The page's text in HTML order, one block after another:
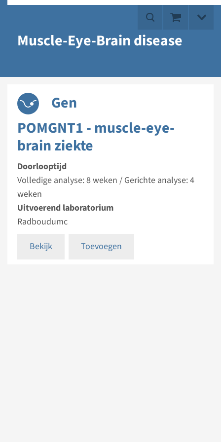
Muscle-Eye-Brain disease
Gen
POMGNT1 - muscle-eye-
brain ziekte
Doorlooptijd
Volledige analyse: 8 weken / Gerichte analyse: 4
weken
Uitvoerend laboratorium
Radboudumc
Bekijk
Toevoegen